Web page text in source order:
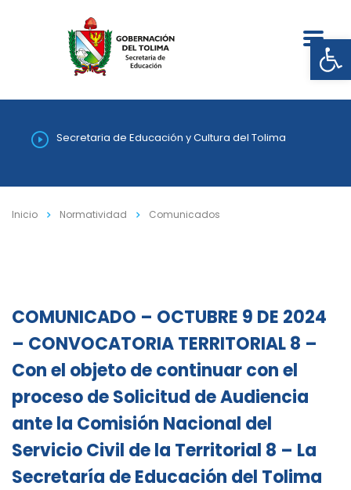
Secretaria de Educación y Cultura del Tolima
Inicio Normatividad Comunicados
COMUNICADO – OCTUBRE 9 DE 2024
– CONVOCATORIA TERRITORIAL 8 –
Con el objeto de continuar con el
proceso de Solicitud de Audiencia
ante la Comisión Nacional del
Servicio Civil de la Territorial 8 – La
Secretaría de Educación del Tolima